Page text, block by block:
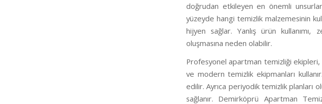
doğrudan etkileyen en önemli
yüzeyde hangi temizlik malzemesinin
hijyen sağlar. Yanlış ürün kullanımı,
oluşmasına neden olabilir.
Profesyonel apartman temizliği
ve modern temizlik ekipmanları
edilir. Ayrıca periyodik temizlik planları
sağlanır. Demirköprü Apartman